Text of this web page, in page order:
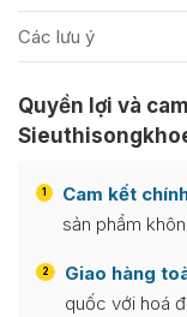
Các lưu ý
Quyền lợi và
1 Cam kết
sản phẩm
2 Giao hàng
quốc với hoá